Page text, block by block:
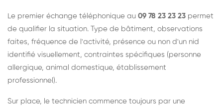
Le premier échange téléphonique au 09 78 23 23 23 permet
de qualifier la situation. Type de bâtiment, observations
faites, fréquence de l'activité, présence ou non d'un nid
identifié visuellement, contraintes spécifiques (personne
allergique, animal domestique, établissement
professionnel).
Sur place, le technicien commence toujours par une